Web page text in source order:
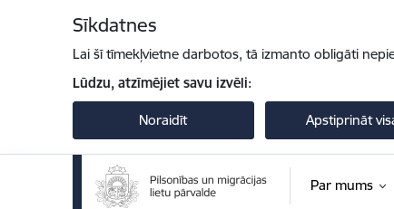
Sīkdatnes
Lai šī tīmekļvietne darbotos, tā izmanto obligāti
Lūdzu, atzīmējiet savu izvēli:
Noraidīt Apstiprināt
Par mums